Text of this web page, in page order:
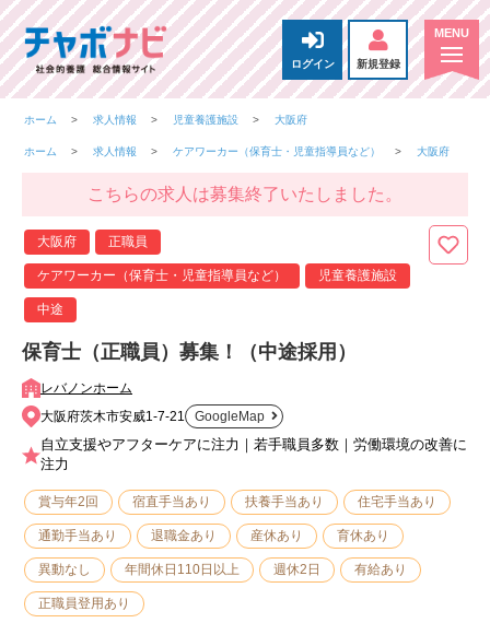
ログイン 新規登録
ホーム 求人情報 児童養護施設 大阪府
ホーム 求人情報 ケアワーカー（保育士・児童指導員など） 大阪府
こちらの求人は募集終了いたしました。
大阪府 正職員
ケアワーカー（保育士・児童指導員など） 児童養護施設
中途
保育士（正職員）募集！（中途採用）
レバノンホーム
大阪府茨木市安威1-7-21
GoogleMap
自立支援やアフターケアに注力｜若手職員多数｜労働環境の改善に
注力
賞与年2回 宿直手当あり 扶養手当あり 住宅手当あり
通勤手当あり 退職金あり 産休あり 育休あり
異動なし 年間休日110日以上 週休2日 有給あり
正職員登用あり